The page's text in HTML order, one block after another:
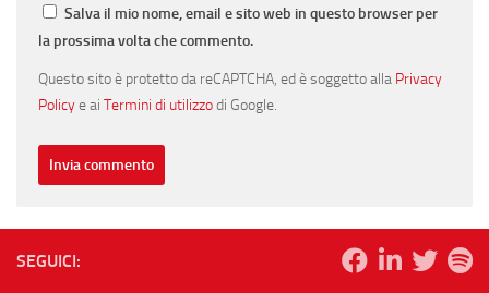
Salva il mio nome, email e sito web in questo browser per
la prossima volta che commento.
Questo sito è protetto da reCAPTCHA, ed è soggetto alla Privacy
Policye ai Termini di utilizzodi Google.
SEGUICI: